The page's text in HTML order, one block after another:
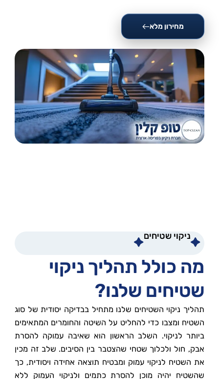
מחירון מלא
ניקוי שטיחים
מה כולל תהליך ניקוי
שטיחים שלנו?
תהליך ניקוי השטיחים שלנו מתחיל בבדיקה יסודית של סוג
השטיח ומצבו כדי להחליט על השיטה והחומרים המתאימים
ביותר לניקוי. השלב הראשון הוא שאיבה עמוקה להסרת
אבק, חול ולכלוך שטחי שהצטבר בין הסיבים. שלב זה מכין
את השטיח לניקוי עמוק ומבטיח תוצאה אחידה ויסודית, כך
שהשטיח יהיה מוכן להסרת כתמים ולניקוי העמוק ללא